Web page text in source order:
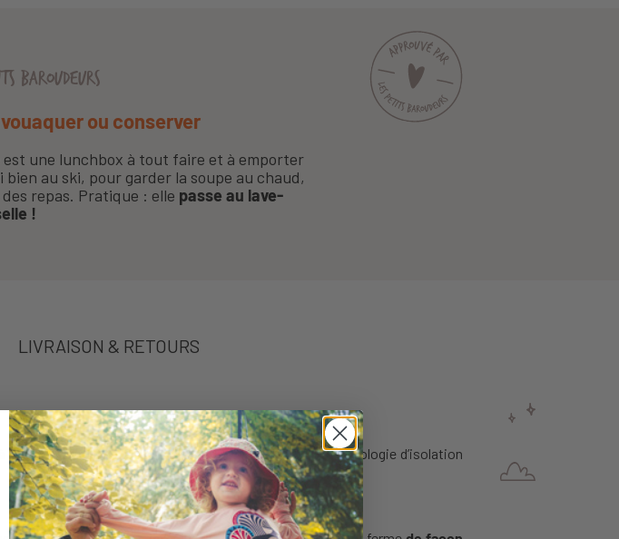
BAROUDEURS
ou conserver
est une lunchbox à tout faire et à emporter
au ski, pour garder la soupe au chaud,
repas. Pratique : elle passe au lave-
!
LIVRAISON & RETOURS
45 hen fonction de sa contenance. C’est grâce à la technologie d’isolation